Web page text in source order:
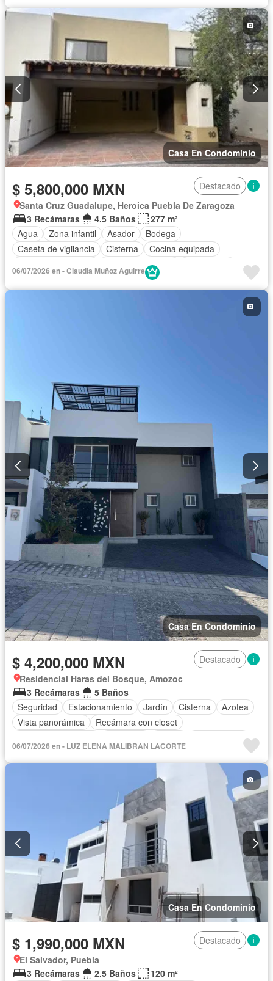
Casa En Condominio
$ 5,800,000 MXN
Destacado
Santa Cruz Guadalupe, Heroica Puebla De Zaragoza
3 Recámaras
4.5 Baños
277 m²
Agua
Zona infantil Asador
Bodega
Caseta de vigilancia
Cisterna
Cocina equipada
Cuarto de servicio
Internet
06/07/2026 en - Claudia Muñoz Aguirre
Casa En Condominio
$ 4,200,000 MXN
Destacado
Residencial Haras del Bosque, Amozoc
3 Recámaras
5 Baños
Seguridad
Estacionamiento Jardín Cisterna
Azotea
Vista panorámica
Recámara con closet
Sin amueblar
06/07/2026 en - LUZ ELENA MALIBRAN LACORTE
Casa En Condominio
$ 1,990,000 MXN
Destacado
El Salvador, Puebla
3 Recámaras
2.5 Baños
120 m²